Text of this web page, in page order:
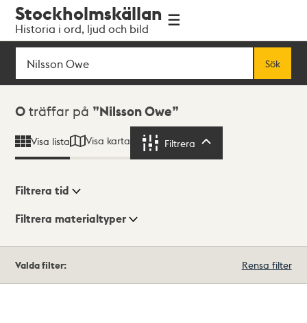
navigationen
huvudinnehållet
Stockholmskällan
Historia i ord, ljud och bild
Sök
Sök
Sökresultat
0 träffar på Nilsson Owe
Visa lista Visa karta Filtrera
Visningsläge
Filtrera tid
Filtrera materialtyper
träffar
Valda filter: Rensa filter